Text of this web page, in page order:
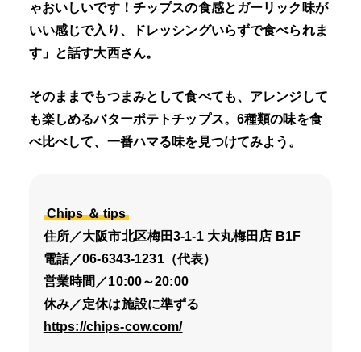
ゃおいしいです！チップスの食感とガーリック味が
いい感じで入り、ドレッシングいらずで食べられま
す」と話す大西さん。
そのままでもつまみとして食べても、アレンジして
も楽しめるバターポテトチップス。6種類の味を食
べ比べして、一番ハマる味を見つけてみよう。
Chips ＆ tips
住所／大阪市北区梅田3-1-1 大丸梅田店 B1F
電話／06-6343-1231（代表）
営業時間／10:00～20:00
休み／定休は施設に準ずる
https://chips-cow.com/